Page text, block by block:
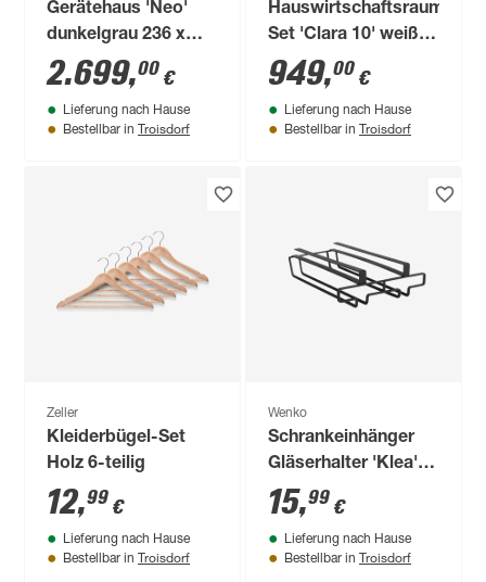
Gerätehaus 'Neo'
dunkelgrau 236 x
222 x 180 cm
2.699,00 €
Lieferung nach Hause
Bestellbar in Troisdorf
Hauswirtschaftsraum-
Set 'Clara 10' weiß
matt 167,4 x 200 x
67,6 cm
949,00 €
Lieferung nach Hause
Bestellbar in Troisdorf
Zeller
Kleiderbügel-Set
Holz 6-teilig
12,99 €
Lieferung nach Hause
Bestellbar in Troisdorf
Wenko
Schrankeinhänger
Gläserhalter 'Klea'
schwarz 20 x 7 x 28
cm
15,99 €
Lieferung nach Hause
Bestellbar in Troisdorf